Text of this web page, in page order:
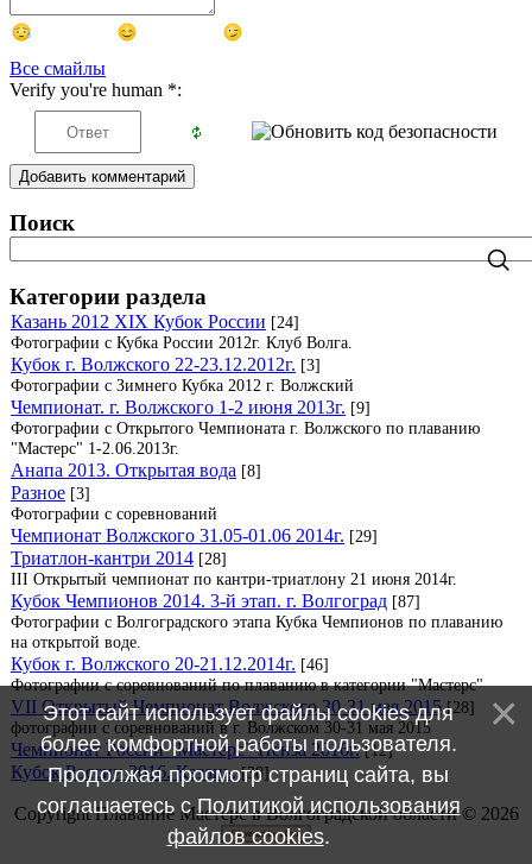
Все смайлы
Verify you're human *:
Добавить комментарий
Поиск
Категории раздела
Казань 2012 XIX Кубок России [24]
Фотографии с Кубка России 2012г. Клуб Волга.
Кубок г. Волжского 22-23.12.2012г. [3]
Фотографии с Зимнего Кубка 2012 г. Волжский
Чемпионат. г. Волжского 1-2 июня 2013г. [9]
Фотографии с Открытого Чемпионата г. Волжского по плаванию
"Мастерс" 1-2.06.2013г.
Анапа 2013. Открытая вода [8]
Разное [3]
Фотографии с соревнований
Чемпионат Волжского 31.05-01.06 2014г. [29]
Триатлон-кантри 2014 [28]
III Открытый чемпионат по кантри-триатлону 21 июня 2014г.
Кубок Чемпионов 2014. 3-й этап. г. Волгоград [87]
Фотографии с Волгоградского этапа Кубка Чемпионов по плаванию
на открытой воде.
Кубок г. Волжского 20-21.12.2014г. [46]
Фотографии с соревнований по плаванию в категории "Мастерс"
VII Открытый Чемпионат Волжского 30-31 мая 2015 [28]
фотографии с соревнований в г. Волжском 30-31 мая 2015
Чемпионат России "Мастерс" Пенза 2016г. [12]
Кубок России 2016. Казань. [38]
Copyright Плавание Мастерс в Волгоградской области © 2026
Этот сайт использует файлы cookies для
более комфортной работы пользователя.
Продолжая просмотр страниц сайта, вы
соглашаетесь сПолитикой использования
файлов cookies.